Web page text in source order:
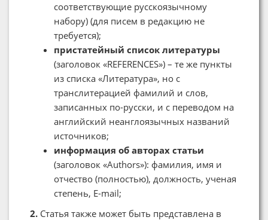
соответствующие русскоязычному
набору) (для писем в редакцию не
требуется);
пристатейный список литературы
(заголовок «REFERENCES») – те же пункты
из списка «Литература», но с
транслитерацией фамилий и слов,
записанных по-русски, и с переводом на
английский неанглоязычных названий
источников;
информация об авторах статьи
(заголовок «Authors»): фамилия, имя и
отчество (полностью), должность, ученая
степень, E-mail;
2. Статья также может быть представлена в